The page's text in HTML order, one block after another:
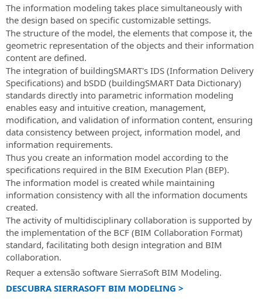
The information modeling takes place simultaneously with
the design based on specific customizable settings.
The structure of the model, the elements that compose it, the
geometric representation of the objects and their information
content are defined.
The integration of buildingSMART's IDS (Information Delivery
Specifications) and bSDD (buildingSMART Data Dictionary)
standards directly into parametric information modeling
enables easy and intuitive creation, management,
modification, and validation of information content, ensuring
data consistency between project, information model, and
information requirements.
Thus you create an information model according to the
specifications required in the BIM Execution Plan (BEP).
The information model is created while maintaining
information consistency with all the information documents
created.
The activity of multidisciplinary collaboration is supported by
the implementation of the BCF (BIM Collaboration Format)
standard, facilitating both design integration and BIM
collaboration.
Requer a extensão software SierraSoft BIM Modeling.
DESCUBRA SIERRASOFT BIM MODELING >